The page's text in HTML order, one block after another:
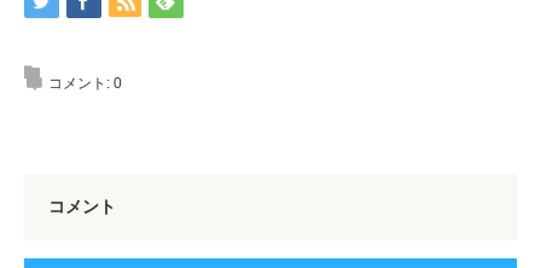
コメント: 0
コメント